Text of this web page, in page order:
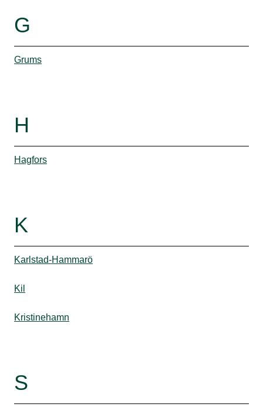
G
Grums
H
Hagfors
K
Karlstad-Hammarö
Kil
Kristinehamn
S